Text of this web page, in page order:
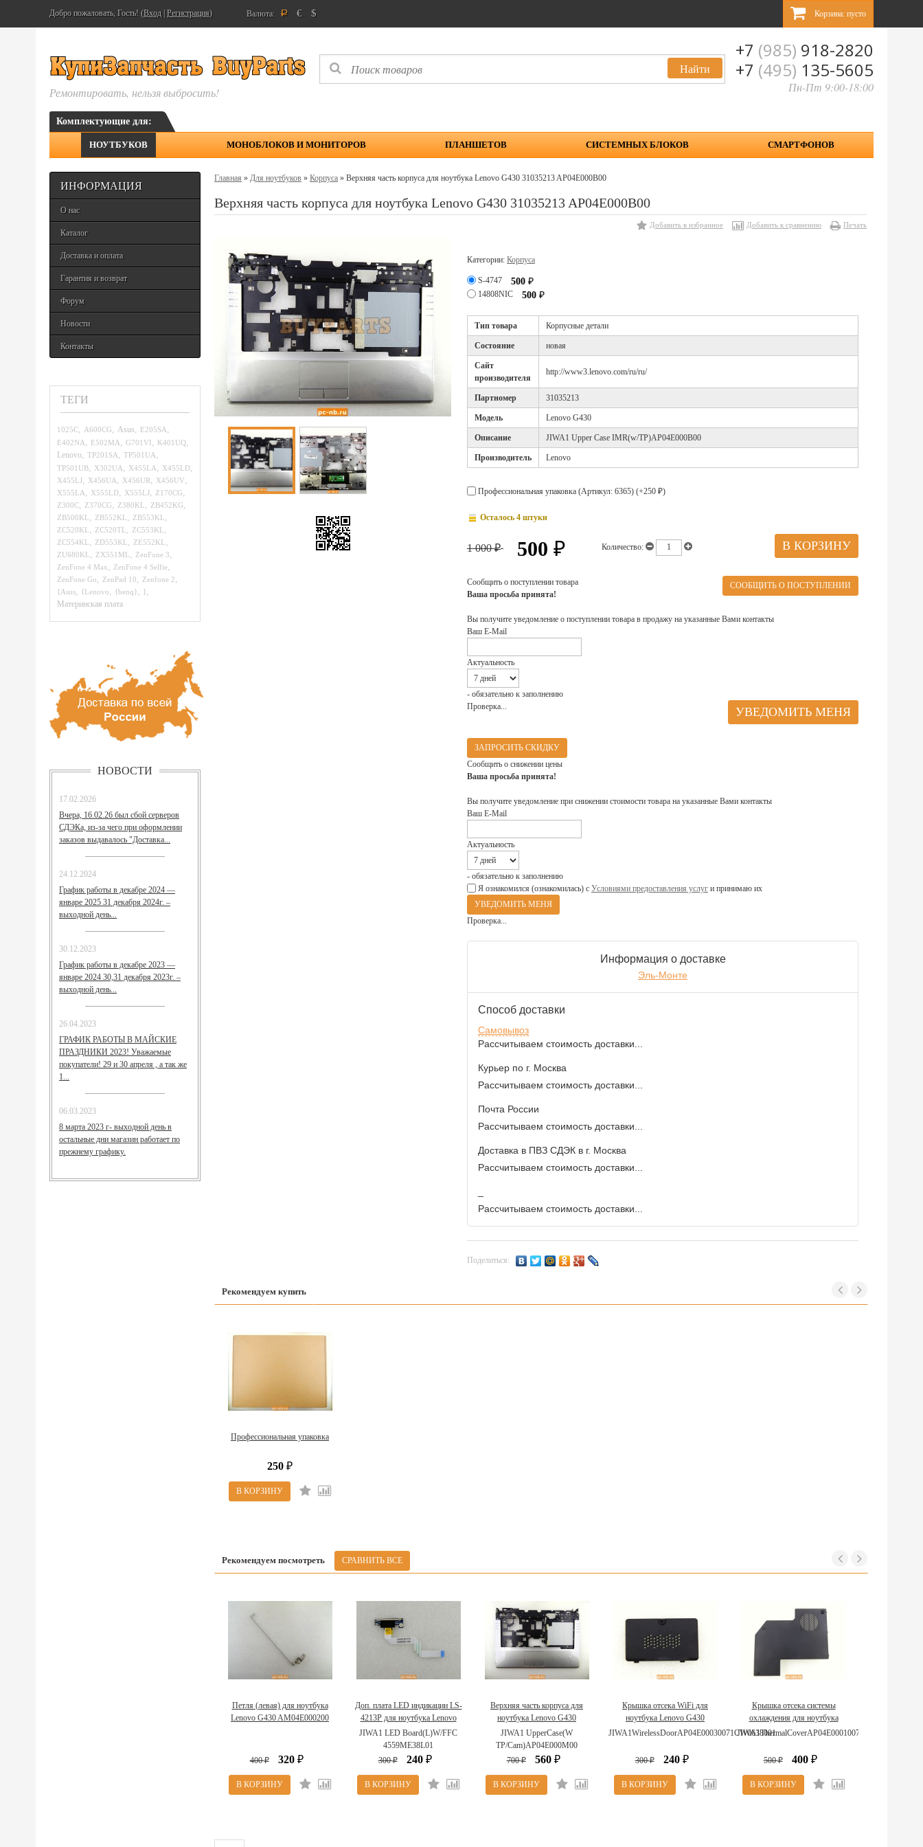
Добро пожаловать, Гость! (Вход Регистрация) Валюта: Р € $ Корзина: пусто
Ремонтировать, нельзя выбросить!
+7 (985) 918-2820
+7 (495) 135-5605
Пн-Пт 9:00-18:00
Комплектующие для:
НОУТБУКОВ МОНОБЛОКОВ И МОНИТОРОВ ПЛАНШЕТОВ СИСТЕМНЫХ БЛОКОВ СМАРТФОНОВ
ИНФОРМАЦИЯ
О нас
Каталог
Доставка и оплата
Гарантия и возврат
Форум
Новости
Контакты
ТЕГИ
1025C, A600CG, Asus, E205SA,
E402NA, E502MA, G701VI, K401UQ,
Lenovo, TP201SA, TP501UA,
TP501UB, X302UA, X455LA, X455LD,
X455LJ, X456UA, X456UR, X456UV,
X555LA, X555LD, X555LJ, Z170CG,
Z300C, Z370CG, Z380KL, ZB452KG,
ZB500KL, ZB552KL, ZB553KL,
ZC520KL, ZC520TL, ZC553KL,
ZC554KL, ZD553KL, ZE552KL,
ZU680KL, ZX551ML, ZenFone 3,
ZenFone 4 Max, ZenFone 4 Selfie,
ZenFone Go, ZenPad 10, Zenfone 2,
{Asus, {Lenovo, {benq}, },
Материнская плата
НОВОСТИ
17.02.2026
Вчера, 16.02.26 был сбой серверов
СДЭКа, из-за чего при оформлении
заказов выдавалось "Доставка...
24.12.2024
График работы в декабре 2024 —
январе 2025 31 декабря 2024г. –
выходной день...
30.12.2023
График работы в декабре 2023 —
январе 2024 30,31 декабря 2023г. –
выходной день...
26.04.2023
ГРАФИК РАБОТЫ В МАЙСКИЕ
ПРАЗДНИКИ 2023! Уважаемые
покупатели! 29 и 30 апреля , а так же
1...
06.03.2023
8 марта 2023 г- выходной день в
остальные дни магазин работает по
прежнему графику.
Главная » Для ноутбуков » Корпуса » Верхняя часть корпуса для ноутбука Lenovo G430 31035213 AP04E000B00
Верхняя часть корпуса для ноутбука Lenovo G430 31035213 AP04E000B00
Добавить в избранное Добавить к сравнению Печать
Категории: Корпуса
S-4747 500 ₽
14808NIC 500 ₽
Тип товара Корпусные детали
Cостояние новая
Cайт
производителя
http://www3.lenovo.com/ru/ru/
Партномер 31035213
Модель Lenovo G430
Описание JIWA1 Upper Case IMR(w/TP)AP04E000B00
Производитель Lenovo
Профессиональная упаковка (Артикул: 6365) (+250 ₽)
Осталось 4 штуки
1 000₽ 500 ₽ Количество:
Сообщить о поступлении товара
Ваша просьба принята!
Вы получите уведомление о поступлении товара в продажу на указанные Вами контакты
Ваш E-Mail
Актуальность
- обязательно к заполнению
Проверка...
ЗАПРОСИТЬ СКИДКУ
Сообщить о снижении цены
Ваша просьба принята!
Вы получите уведомление при снижении стоимости товара на указанные Вами контакты
Ваш E-Mail
Актуальность
- обязательно к заполнению
Я ознакомился (ознакомилась) с Условиями предоставления услуг и принимаю их
Проверка...
Информация о доставке
Эль-Монте
Способ доставки
Самовывоз
Рассчитываем стоимость доставки...
Курьер по г. Москва
Рассчитываем стоимость доставки...
Почта России
Рассчитываем стоимость доставки...
Доставка в ПВЗ СДЭК в г. Москва
Рассчитываем стоимость доставки...
Рассчитываем стоимость доставки...
Поделиться:
Рекомендуем купить
Профессиональная упаковка
250 ₽
Рекомендуем посмотреть
Петля (левая) для ноутбука
Lenovo G430 AM04E000200
400₽ 320 ₽
Доп. плата LED индикации LS-
4213P для ноутбука Lenovo
G430 31035197
JIWA1 LED Board(L)W/FFC
4559ME38L01
300₽ 240 ₽
Верхняя часть корпуса для
ноутбука Lenovo G430
31036227
JIWA1 UpperCase(W
TP/Cam)AP04E000M00
700₽ 560 ₽
Крышка отсека WiFi для
ноутбука Lenovo G430
31035211
JIWA1WirelessDoorAP04E00030071CW0638001
300₽ 240 ₽
Крышка отсека системы
охлаждения для ноутбука
Lenovo G430 31035210
JIWA1ThermalCoverAP04E00010071CW0538001
500₽ 400 ₽